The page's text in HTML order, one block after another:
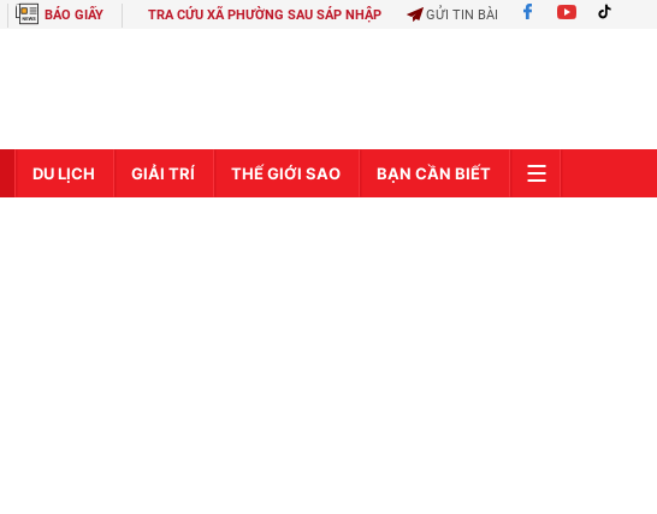
BÁO GIẤY TRA CỨU XÃ PHƯỜNG SAU SÁP NHẬP GỬI TIN BÀI
DU LỊCH GIẢI TRÍ THẾ GIỚI SAO BẠN CẦN BIẾT